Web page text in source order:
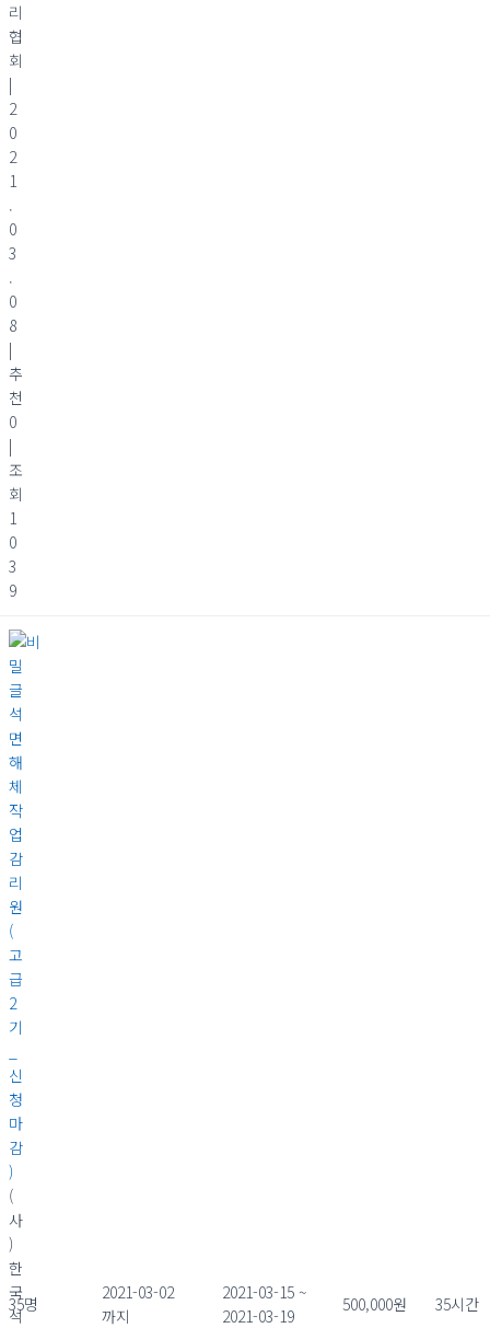
리
협
회
|
2
0
2
1
.
0
3
.
0
8
|
추
천
0
|
조
회
1
0
3
9
석
면
해
체
작
업
감
리
원
(
고
급
2
기
신
청
마
감
)
(
사
)
한
국
석
35명
2021-03-02
까지
2021-03-15 ~
2021-03-19
500,000원 35시간